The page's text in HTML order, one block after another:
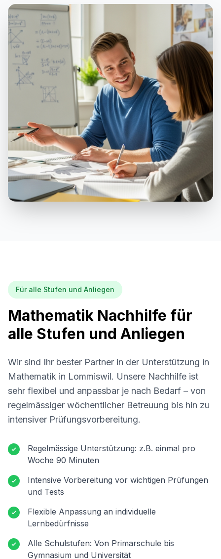
Für alle Stufen und Anliegen
Mathematik Nachhilfe für
alle Stufen und Anliegen
Wir sind Ihr bester Partner in der Unterstützung in
Mathematik in Lommiswil. Unsere Nachhilfe ist
sehr flexibel und anpassbar je nach Bedarf – von
regelmässiger wöchentlicher Betreuung bis hin zu
intensiver Prüfungsvorbereitung.
Regelmässige Unterstützung: z.B. einmal pro
Woche 90 Minuten
Intensive Vorbereitung vor wichtigen Prüfungen
und Tests
Flexible Anpassung an individuelle
Lernbedürfnisse
Alle Schulstufen: Von Primarschule bis
Gymnasium und Universität